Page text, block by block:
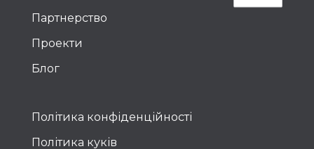
Партнерство
Проекти
Блог
Політика конфіденційності
Політика куків